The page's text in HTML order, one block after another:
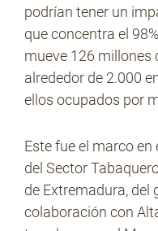
No Contrabando
Prensa
Contacto
podrían tener un
que concentra el
mueve 126 millones
alrededor de 2.000
ellos ocupados por
Este fue el marco en
del Sector
de Extremadura, del
colaboración con